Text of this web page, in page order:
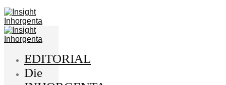
EDITORIAL
Die